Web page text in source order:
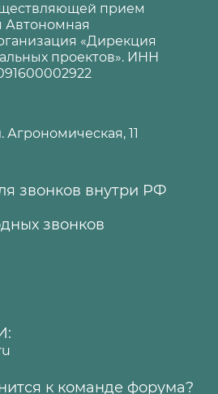
прием
Автономная
«Дирекция
проектов». ИНН
Агрономическая, 11
звонков внутри РФ
звонков
к команде форума?